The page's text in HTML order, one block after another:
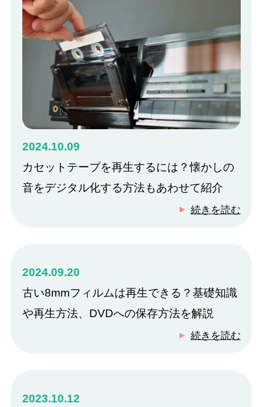
2024.10.09
カセットテープを再生するには？懐かしの
音をデジタル化する方法もあわせて紹介
続きを読む
2024.09.20
古い8mmフィルムは再生できる？基礎知識
や再生方法、DVDへの保存方法を解説
続きを読む
2023.10.12